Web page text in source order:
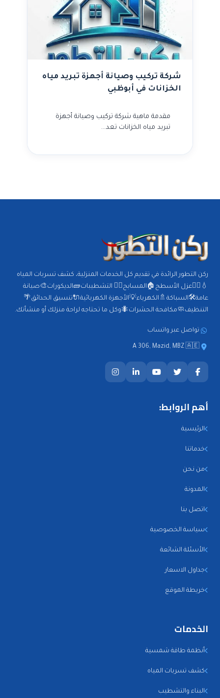
شركة تركيب وصيانة أجهزة تبريد مياه
الخزانات في أبوظبي
مقدمة ماهية شركة تركيب وصيانة أجهزة
تبريد مياه الخزانات تعد…
ركن التطور الرائدة في تقديم كل الخدمات المنزلية، كشف تسربات المياه
💧🕵️‍♂️عزل الأسطح🏠المسابح🏊‍♂️ التشطيبات🧱الديكورات🎨صيانة
عامة🛠️السباكة🚿الكهرباء💡الأجهزة الكهربائية🔌تنسيق الحدائق🌴
التنظيف🧼مكافحة الحشرات🐜وكل ما تحتاجه لراحة منزلك أو منشأتك.
تواصل عبر واتساب
A 306, Mazid, MBZ 🇦🇪
أهم الروابط:
الرئيسية
خدماتنا
من نحن
المدونة
اتصل بنا
سياسة الخصوصية
الأسئلة الشائعة
جداول الاسعار
خريطة الموقع
الخدمات
أنظمة طاقة شمسية
كشف تسربات المياه
البناء والتشطيب